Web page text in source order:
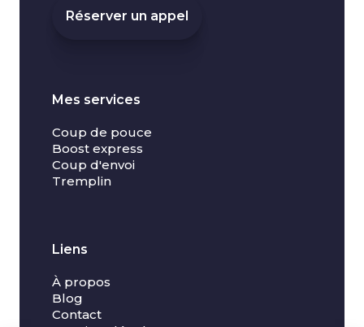
Réserver un appel
Mes services
Coup de pouce
Boost express
Coup d'envoi
Tremplin
Liens
À propos
Blog
Contact